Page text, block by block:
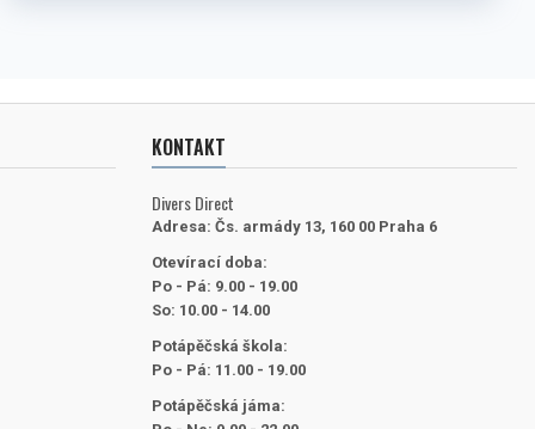
KONTAKT
Divers Direct
Adresa: Čs. armády 13, 160 00 Praha 6
Otevírací doba:
Po - Pá: 9.00 - 19.00
So: 10.00 - 14.00
Potápěčská škola:
Po - Pá: 11.00 - 19.00
Potápěčská jáma: